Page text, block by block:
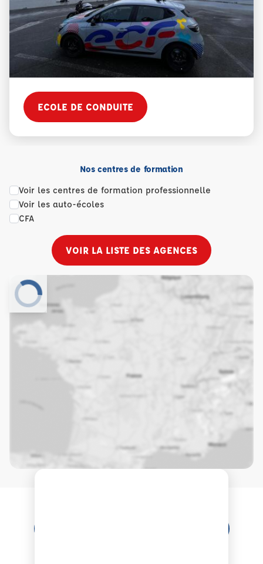
ECOLE DE CONDUITE
Nos centres de formation
Voir les centres de formation professionnelle
Voir les auto-écoles
CFA
VOIR LA LISTE DES AGENCES